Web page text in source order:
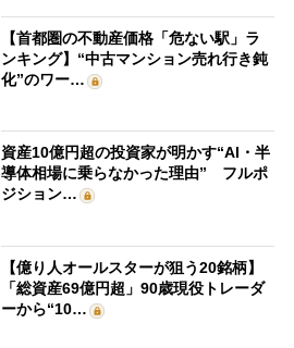
【首都圏の不動産価格「危ない駅」ラ
ンキング】“中古マンション売れ行き鈍
化”のワー…
資産10億円超の投資家が明かす“AI・半
導体相場に乗らなかった理由” フルポ
ジション…
【億り人オールスターが狙う20銘柄】
「総資産69億円超」90歳現役トレーダ
ーから“10…